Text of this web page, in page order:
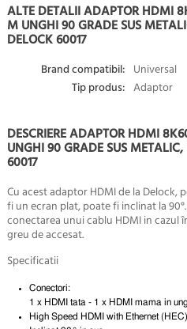
ALTE DETALII ADAPTOR HDMI
M UNGHI 90 GRADE SUS
DELOCK 60017
Brand compatibil: Universal
Tip produs: Adaptor
DESCRIERE ADAPTOR HDMI
UNGHI 90 GRADE SUS
60017
Cu acest adaptor HDMI de la
fi un ecran plat, poate fi inclinat la
conectarea unui cablu HDMI in cazul
greu de accesat.
Specificatii
Conectori:
1 x HDMI tata - 1 x HDMI mama in
High Speed HDMI with Ethernet